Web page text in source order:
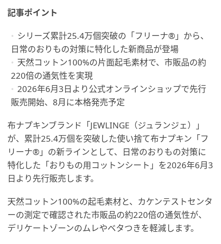
記事ポイント
シリーズ累計25.4万個突破の「フリーナ®」から、
日常のおりもの対策に特化した新商品が登場
天然コットン100%の片面起毛素材で、市販品の約
220倍の通気性を実現
2026年6月3日より公式オンラインショップで先行
販売開始、8月に本格発売予定
布ナプキンブランド「JEWLINGE（ジュランジェ）」
が、累計25.4万個を突破した使い捨て布ナプキン「フ
リーナ®」の新ラインとして、日常のおりもの対策に
特化した「おりもの用コットンシート」を2026年6月3
日より先行販売します。
天然コットン100%の起毛素材と、カケンテストセンタ
ーの測定で確認された市販品の約220倍の通気性が、
デリケートゾーンのムレやベタつきを軽減します。